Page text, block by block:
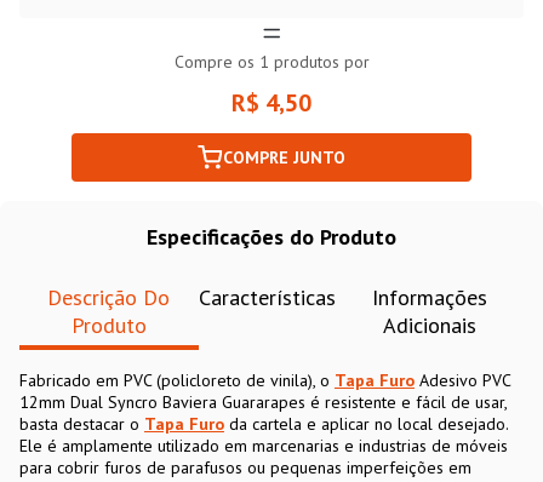
Compre os 1 produtos por
R$ 4,50
COMPRE JUNTO
Especificações do Produto
Descrição Do
Produto
Características
Informações
Adicionais
Fabricado em PVC (policloreto de vinila), o Tapa Furo Adesivo PVC
12mm Dual Syncro Baviera Guararapes é resistente e fácil de usar,
basta destacar o Tapa Furo da cartela e aplicar no local desejado.
Ele é amplamente utilizado em marcenarias e industrias de móveis
para cobrir furos de parafusos ou pequenas imperfeições em